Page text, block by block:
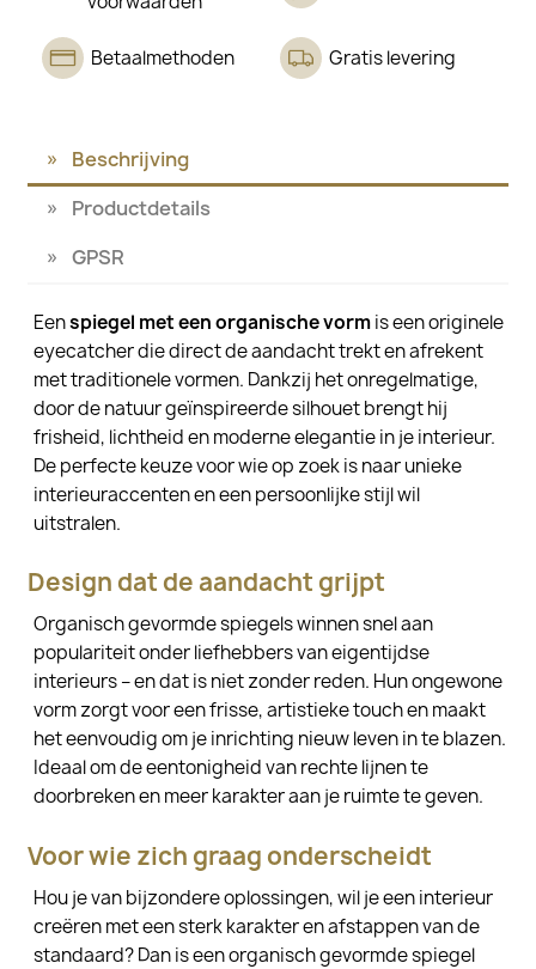
Betaalmethoden Gratis levering
Beschrijving
Productdetails
GPSR
Eenspiegel met een organische vormis een originele
eyecatcher die direct de aandacht trekt en afrekent
met traditionele vormen. Dankzij het onregelmatige,
door de natuur geïnspireerde silhouet brengt hij
frisheid, lichtheid en moderne elegantie in je interieur.
De perfecte keuze voor wie op zoek is naar unieke
interieuraccenten en een persoonlijke stijl wil
uitstralen.
Design dat de aandacht grijpt
Organisch gevormde spiegels winnen snel aan
populariteit onder liefhebbers van eigentijdse
interieurs – en dat is niet zonder reden. Hun ongewone
vorm zorgt voor een frisse, artistieke touch en maakt
het eenvoudig om je inrichting nieuw leven in te blazen.
Ideaal om de eentonigheid van rechte lijnen te
doorbreken en meer karakter aan je ruimte te geven.
Voor wie zich graag onderscheidt
Hou je van bijzondere oplossingen, wil je een interieur
creëren met een sterk karakter en afstappen van de
standaard? Dan is een organisch gevormde spiegel